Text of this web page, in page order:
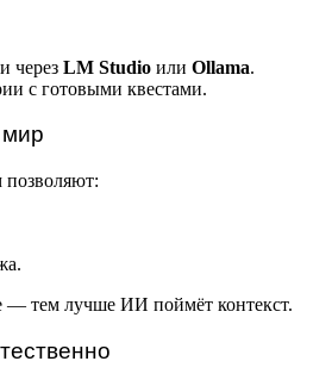
через LM Studio или Ollama.
с готовыми квестами.
— тем лучше ИИ поймёт контекст.